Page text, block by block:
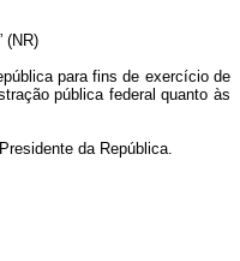
(NR)
para fins de exercício de
pública federal quanto às
da República.